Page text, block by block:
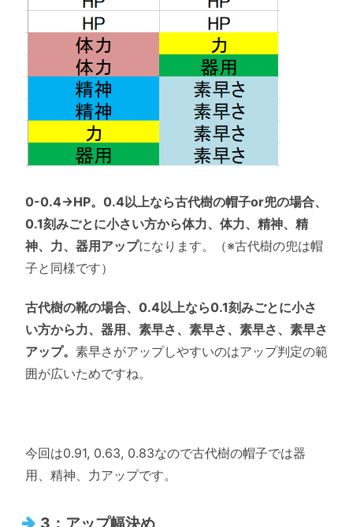
0-0.4→HP。0.4以上なら古代樹の帽子or兜の場合、
0.1刻みごとに小さい方から体力、体力、精神、精
神、力、器用アップになります。（※古代樹の兜は帽
子と同様です）
古代樹の靴の場合、0.4以上なら0.1刻みごとに小さ
い方から力、器用、素早さ、素早さ、素早さ、素早さ
アップ。 素早さがアップしやすいのはアップ判定の範
囲が広いためですね。
今回は0.91, 0.63, 0.83なので古代樹の帽子では器
用、精神、力アップです。
3：アップ幅決め